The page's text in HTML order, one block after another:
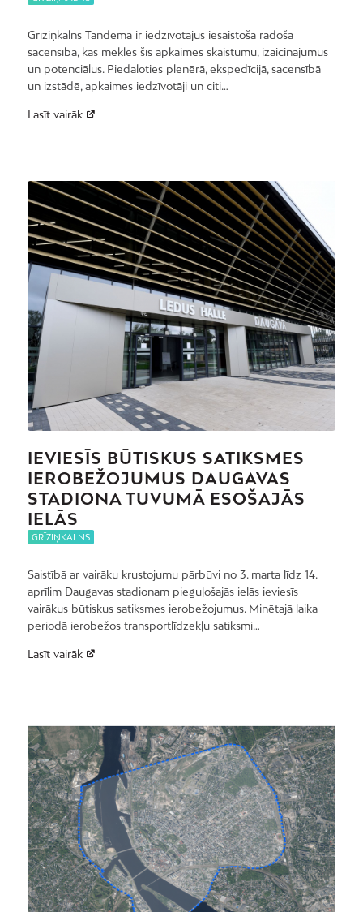
Grīziņkalns Tandēmā ir iedzīvotājus iesaistoša radošā
sacensība, kas meklēs šīs apkaimes skaistumu, izaicinājumus
un potenciālus. Piedaloties plenērā, ekspedīcijā, sacensībā
un izstādē, apkaimes iedzīvotāji un citi…
Lasīt vairāk
IEVIESĪS BŪTISKUS SATIKSMES
IEROBEŽOJUMUS DAUGAVAS
STADIONA TUVUMĀ ESOŠAJĀS
IELĀS
GRĪZIŅKALNS
Saistībā ar vairāku krustojumu pārbūvi no 3. marta līdz 14.
aprīlim Daugavas stadionam pieguļošajās ielās ieviesīs
vairākus būtiskus satiksmes ierobežojumus. Minētajā laika
periodā ierobežos transportlīdzekļu satiksmi…
Lasīt vairāk